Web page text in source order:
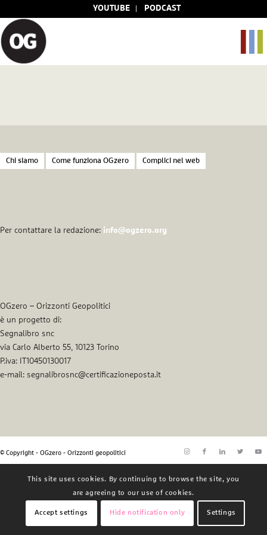
YOUTUBE PODCAST
Chi siamo Come funziona OGzero Complici nel web
Per contattare la redazione: info@ogzero.org
OGzero – Orizzonti Geopolitici
è un progetto di:
Segnalibro snc
via Carlo Alberto 55, 10123 Torino
P.iva: IT10450130017
e-mail: segnalibrosnc@certificazioneposta.it
© Copyright - OGzero - Orizzonti geopolitici
This site uses cookies. By continuing to browse the site, you
are agreeing to our use of cookies.
Accept settings Hide notification only Settings